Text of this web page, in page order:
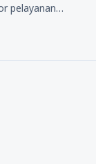
pelayanan…